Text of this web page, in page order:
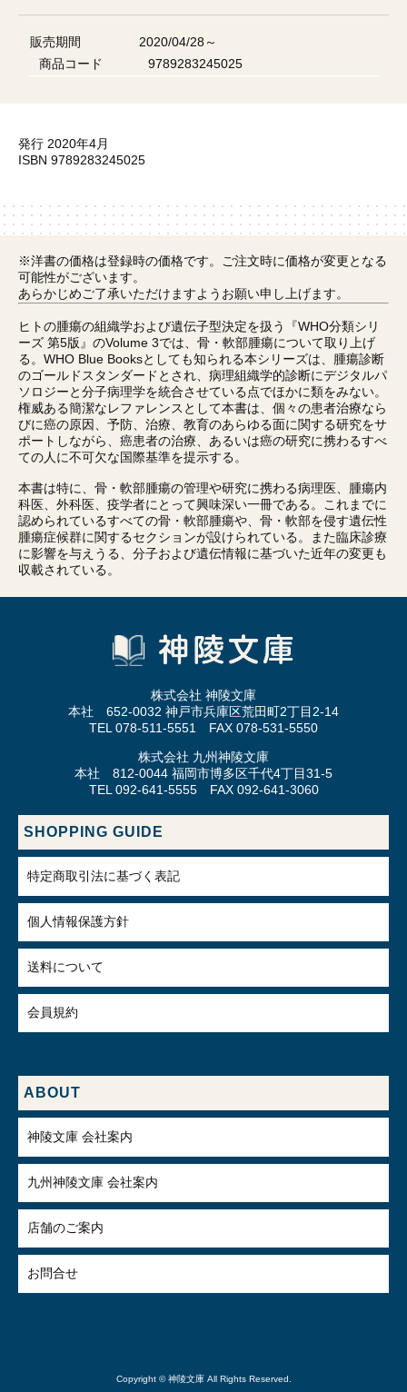
販売期間
2020/04/28～
商品コード
9789283245025
発行 2020年4月
ISBN 9789283245025
※洋書の価格は登録時の価格です。ご注文時に価格が変更となる
可能性がございます。
あらかじめご了承いただけますようお願い申し上げます。
ヒトの腫瘍の組織学および遺伝子型決定を扱う『WHO分類シリ
ーズ 第5版』のVolume 3では、骨・軟部腫瘍について取り上げ
る。WHO Blue Booksとしても知られる本シリーズは、腫瘍診断
のゴールドスタンダードとされ、病理組織学的診断にデジタルパ
ソロジーと分子病理学を統合させている点でほかに類をみない。
権威ある簡潔なレファレンスとして本書は、個々の患者治療なら
びに癌の原因、予防、治療、教育のあらゆる面に関する研究をサ
ポートしながら、癌患者の治療、あるいは癌の研究に携わるすべ
ての人に不可欠な国際基準を提示する。
本書は特に、骨・軟部腫瘍の管理や研究に携わる病理医、腫瘍内
科医、外科医、疫学者にとって興味深い一冊である。これまでに
認められているすべての骨・軟部腫瘍や、骨・軟部を侵す遺伝性
腫瘍症候群に関するセクションが設けられている。また臨床診療
に影響を与えうる、分子および遺伝情報に基づいた近年の変更も
収載されている。
株式会社 神陵文庫
本社 652-0032 神戸市兵庫区荒田町2丁目2-14
TEL 078-511-5551 FAX 078-531-5550
株式会社 九州神陵文庫
本社 812-0044 福岡市博多区千代4丁目31-5
TEL 092-641-5555 FAX 092-641-3060
SHOPPING GUIDE
特定商取引法に基づく表記
個人情報保護方針
送料について
会員規約
ABOUT
神陵文庫 会社案内
九州神陵文庫 会社案内
店舗のご案内
お問合せ
Copyright © 神陵文庫 All Rights Reserved.